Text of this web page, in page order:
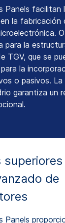
Panels
la fabricación
para la
TGV, que se
la
o pasivos. La
garantiza un
de
Panels